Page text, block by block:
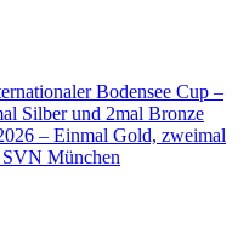
Bodensee Cup –
Silber und 2mal Bronze
– Einmal Gold, zweimal
München